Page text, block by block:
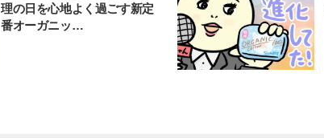
理の日を心地よく過ごす新定
番オーガニッ…